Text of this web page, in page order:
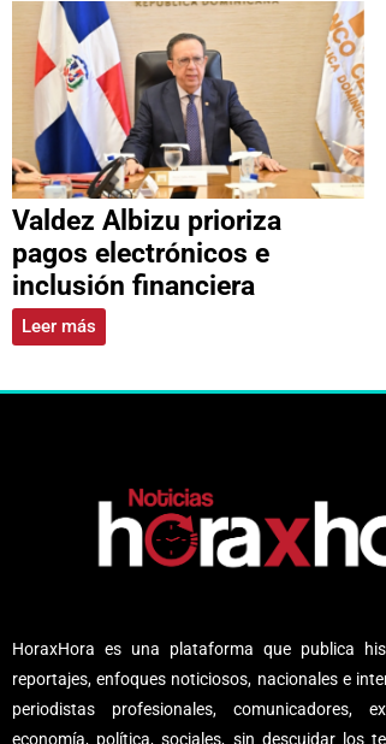
Valdez Albizu prioriza
pagos electrónicos e
inclusión financiera
Leer más
HoraxHora es una plataforma que publica
reportajes, enfoques noticiosos, nacionales e
periodistas profesionales, comunicadores,
economía, política, sociales, sin descuidar los